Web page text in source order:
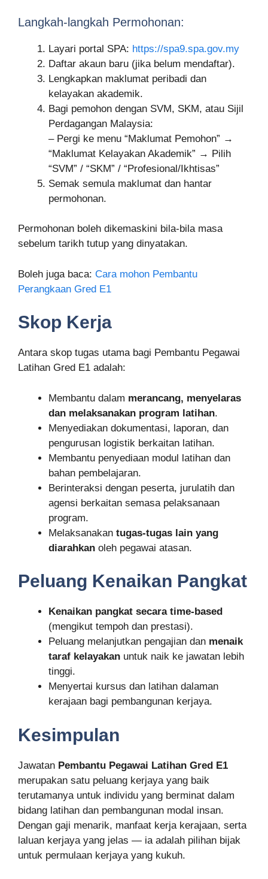
Langkah-langkah Permohonan:
Layari portal SPA: https://spa9.spa.gov.my
Daftar akaun baru (jika belum mendaftar).
Lengkapkan maklumat peribadi dan
kelayakan akademik.
Bagi pemohon dengan SVM, SKM, atau Sijil
Perdagangan Malaysia:
– Pergi ke menu “Maklumat Pemohon” →
“Maklumat Kelayakan Akademik” → Pilih
“SVM” / “SKM” / “Profesional/Ikhtisas”
Semak semula maklumat dan hantar
permohonan.
Permohonan boleh dikemaskini bila-bila masa
sebelum tarikh tutup yang dinyatakan.
Boleh juga baca: Cara mohon Pembantu
Perangkaan Gred E1
Skop Kerja
Antara skop tugas utama bagi Pembantu Pegawai
Latihan Gred E1 adalah:
Membantu dalam merancang, menyelaras
dan melaksanakan program latihan.
Menyediakan dokumentasi, laporan, dan
pengurusan logistik berkaitan latihan.
Membantu penyediaan modul latihan dan
bahan pembelajaran.
Berinteraksi dengan peserta, jurulatih dan
agensi berkaitan semasa pelaksanaan
program.
Melaksanakan tugas-tugas lain yang
diarahkan oleh pegawai atasan.
Peluang Kenaikan Pangkat
Kenaikan pangkat secara time-based
(mengikut tempoh dan prestasi).
Peluang melanjutkan pengajian dan menaik
taraf kelayakan untuk naik ke jawatan lebih
tinggi.
Menyertai kursus dan latihan dalaman
kerajaan bagi pembangunan kerjaya.
Kesimpulan
Jawatan Pembantu Pegawai Latihan Gred E1
merupakan satu peluang kerjaya yang baik
terutamanya untuk individu yang berminat dalam
bidang latihan dan pembangunan modal insan.
Dengan gaji menarik, manfaat kerja kerajaan, serta
laluan kerjaya yang jelas — ia adalah pilihan bijak
untuk permulaan kerjaya yang kukuh.